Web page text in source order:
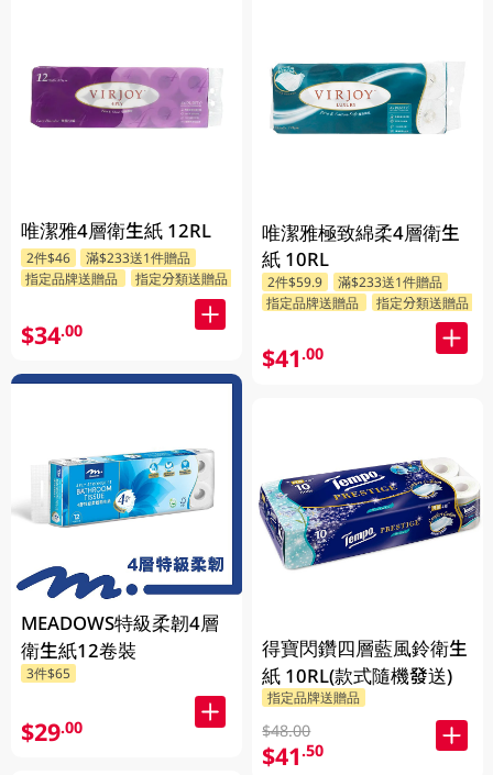
唯潔雅4層衛生紙 12RL
2件$46
滿$233送1件贈品
指定品牌送贈品
指定分類送贈品
$34.00
MEADOWS特級柔韌4層
衛生紙12卷裝
3件$65
$29.00
唯潔雅極致綿柔4層衛生
紙 10RL
2件$59.9
滿$233送1件贈品
指定品牌送贈品
指定分類送贈品
$41.00
得寶閃鑽四層藍風鈴衛生
紙 10RL(款式隨機發送)
指定品牌送贈品
$48.00
$41.50